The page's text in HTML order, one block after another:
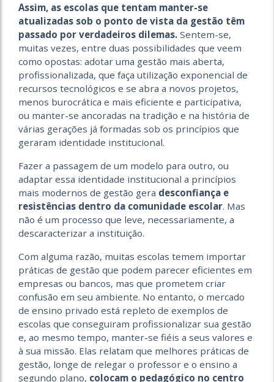
Assim, as escolas que tentam manter-se
atualizadas sob o ponto de vista da gestão têm
passado por verdadeiros dilemas. Sentem-se,
muitas vezes, entre duas possibilidades que veem
como opostas: adotar uma gestão mais aberta,
profissionalizada, que faça utilização exponencial de
recursos tecnológicos e se abra a novos projetos,
menos burocrática e mais eficiente e participativa,
ou manter-se ancoradas na tradição e na história de
várias gerações já formadas sob os princípios que
geraram identidade institucional.
Fazer a passagem de um modelo para outro, ou
adaptar essa identidade institucional a princípios
mais modernos de gestão gera desconfiança e
resistências dentro da comunidade escolar. Mas
não é um processo que leve, necessariamente, a
descaracterizar a instituição.
Com alguma razão, muitas escolas temem importar
práticas de gestão que podem parecer eficientes em
empresas ou bancos, mas que prometem criar
confusão em seu ambiente. No entanto, o mercado
de ensino privado está repleto de exemplos de
escolas que conseguiram profissionalizar sua gestão
e, ao mesmo tempo, manter-se fiéis a seus valores e
à sua missão. Elas relatam que melhores práticas de
gestão, longe de relegar o professor e o ensino a
segundo plano, colocam o pedagógico no centro